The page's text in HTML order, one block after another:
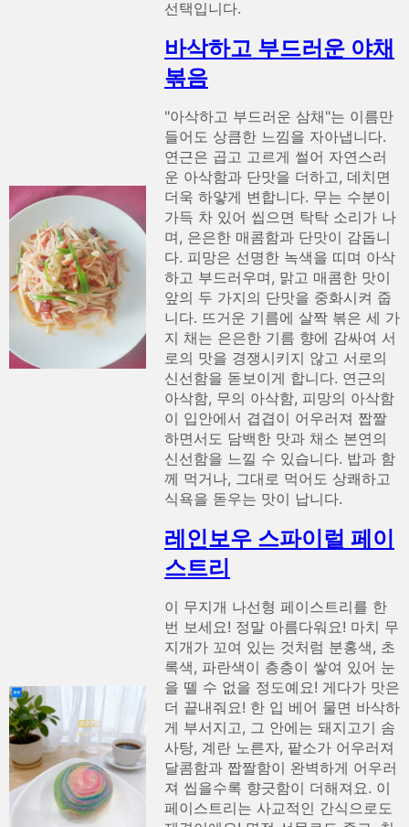
선택입니다.
바삭하고 부드러운 야채
볶음
"아삭하고 부드러운 삼채"는 이름만
들어도 상큼한 느낌을 자아냅니다.
연근은 곱고 고르게 썰어 자연스러
운 아삭함과 단맛을 더하고, 데치면
더욱 하얗게 변합니다. 무는 수분이
가득 차 있어 씹으면 탁탁 소리가 나
며, 은은한 매콤함과 단맛이 감돕니
다. 피망은 선명한 녹색을 띠며 아삭
하고 부드러우며, 맑고 매콤한 맛이
앞의 두 가지의 단맛을 중화시켜 줍
니다. 뜨거운 기름에 살짝 볶은 세 가
지 채는 은은한 기름 향에 감싸여 서
로의 맛을 경쟁시키지 않고 서로의
신선함을 돋보이게 합니다. 연근의
아삭함, 무의 아삭함, 피망의 아삭함
이 입안에서 겹겹이 어우러져 짭짤
하면서도 담백한 맛과 채소 본연의
신선함을 느낄 수 있습니다. 밥과 함
께 먹거나, 그대로 먹어도 상쾌하고
식욕을 돋우는 맛이 납니다.
레인보우 스파이럴 페이
스트리
이 무지개 나선형 페이스트리를 한
번 보세요! 정말 아름다워요! 마치 무
지개가 꼬여 있는 것처럼 분홍색, 초
록색, 파란색이 층층이 쌓여 있어 눈
을 뗄 수 없을 정도예요! 게다가 맛은
더 끝내줘요! 한 입 베어 물면 바삭하
게 부서지고, 그 안에는 돼지고기 솜
사탕, 계란 노른자, 팥소가 어우러져
달콤함과 짭짤함이 완벽하게 어우러
져 씹을수록 향긋함이 더해져요. 이
페이스트리는 사교적인 간식으로도